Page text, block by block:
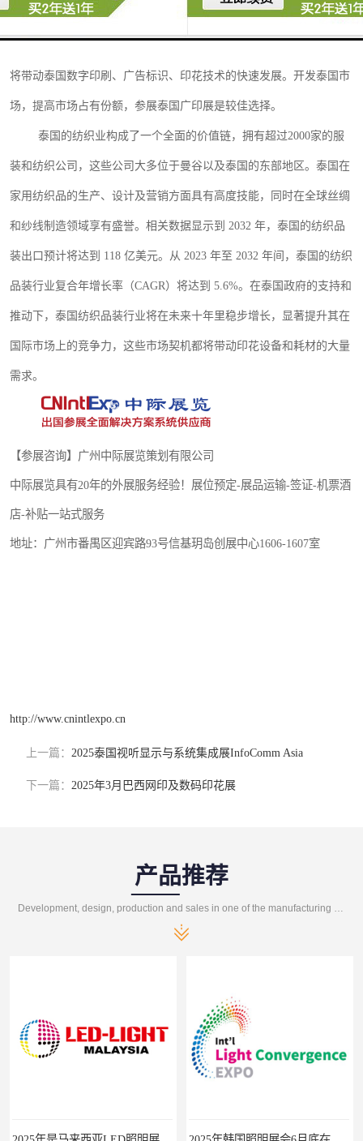
规划以及4.0战略的核心是加强基础设施建设、提升泰国经济发展的数
将带动泰国数字印刷、广告标识、 印花技术的快速发展。开发泰国市
场，提高市场占有份额，参展泰国广印展是较佳选择。
泰国的纺织业构成了一个全面的价值链，拥有超过2000家的服
装和纺织公司，这些公司大多位于曼谷以及泰国的东部地区。泰国在
家用纺织品的生产、设计及营销方面具有高度技能，同时在全球丝绸
和纱线制造领域享有盛誉。 相关数据显示到 2032 年，泰国的纺织品
装出口预计将达到 118 亿美元。从 2023 年至 2032 年间，泰国的纺织
品装行业复合年增长率（CAGR）将达到 5.6%。在泰国政府的支持和
推动下，泰国纺织品装行业将在未来十年里稳步增长，显著提升其在
国际市场上的竞争力 ， 这些市场契机都将带动印花设备和耗材的大量
需求。
【参展咨询】广州中际展览策划有限公司
中际展览具有20年的外展服务经验！展位预定-展品运输-签证-机票酒
店-补贴一站式服务
地址：广州市番禺区迎宾路93号信基玥岛创展中心1606-1607室
http://www.cnintlexpo.cn
上一篇： 2025泰国视听显示与系统集成展InfoComm Asia
下一篇： 2025年3月巴西网印及数码印花展
产品推荐
Development, design, production and sales in one of the manufacturing enterprises